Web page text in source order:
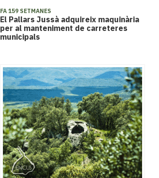
FA 159 SETMANES
El Pallars Jussà adquireix maquinària
per al manteniment de carreteres
municipals